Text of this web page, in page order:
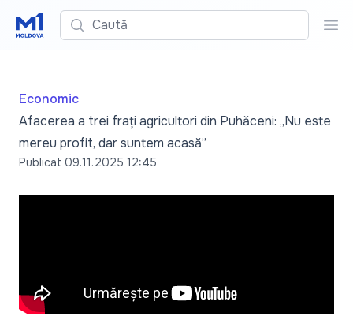
Caută
Economic
Afacerea a trei frați agricultori din Puhăceni: „Nu este
mereu profit, dar suntem acasă”
Publicat 09.11.2025 12:45